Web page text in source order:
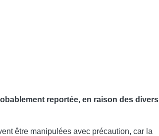
reportée, en raison des divers
être manipulées avec précaution, car la